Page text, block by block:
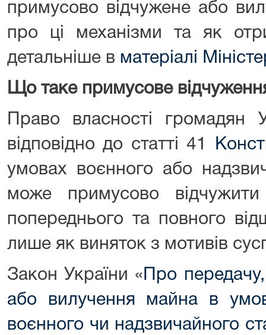
примусово відчужене або
про ці механізми та як
детальніше в матеріалі
Що таке примусове
Право власності громадян
відповідно до статті 41
умовах воєнного або
може примусово
попереднього та повного
лише як виняток з мотивів
Закон України « Про
або вилучення майна в
воєнного чи надзвичайного